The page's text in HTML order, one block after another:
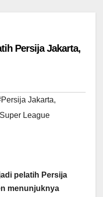
Persija Jakarta,
Jakarta,
League
pelatih Persija
menunjuknya